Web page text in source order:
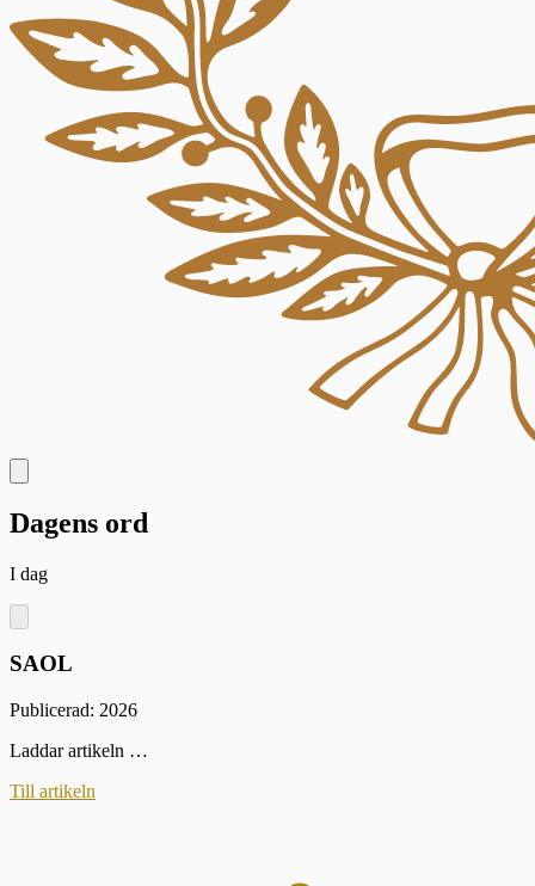
Dagens ord
I dag
SAOL
Publicerad: 2026
Laddar artikeln …
Till artikeln